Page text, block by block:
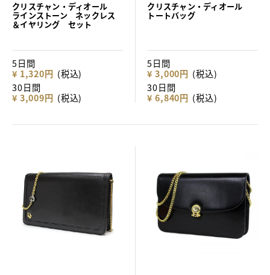
クリスチャン・ディオール
ラインストーン ネックレス
＆イヤリング セット
5日間
¥ 1,320円 (税込)
30日間
¥ 3,009円 (税込)
クリスチャン・ディオール
トートバッグ
5日間
¥ 3,000円 (税込)
30日間
¥ 6,840円 (税込)